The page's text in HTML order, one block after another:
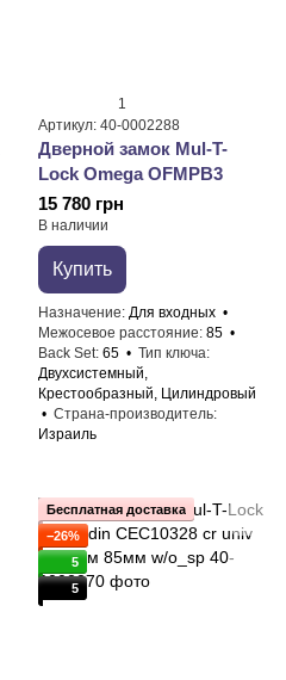
1
Артикул: 40-0002288
Дверной замок Mul-T-
Lock Omega OFMPB3
15 780 грн
В наличии
Купить
Назначение Для входных
Межосевое расстояние 85
Back Set 65
Тип ключа
Двухсистемный,
Крестообразный, Цилиндровый
Страна-производитель
Израиль
Бесплатная доставка
−26%
5
5